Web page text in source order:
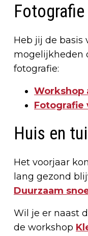
Fotografie
Heb jij de basis
mogelijkheden
fotografie:
Fotografie
Huis en
Het voorjaar
lang gezond
Duurzaam
Wil je er naast
de workshop